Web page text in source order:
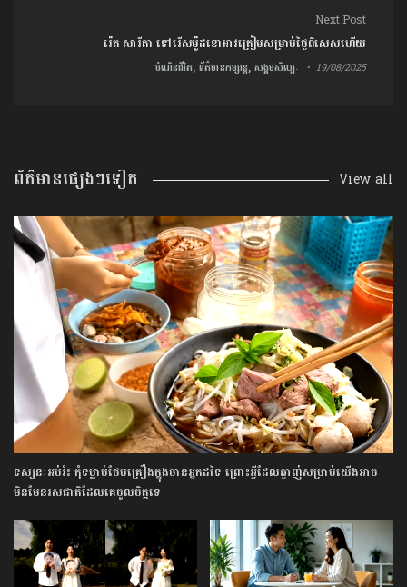
Next Post
រ៉េត សារីតា ទៅរើសម៉ូដខោអាវត្រៀមសម្រាប់ថ្ងៃពិសេសហើយ
បំណិនជីវិត, ព័ត៌មានកម្សាន្ត, សង្គមសិល្បៈ 19/08/2025
ព័ត៌មានផ្សេងៗទៀត View all
ទស្សនៈអប់រំ៖ កុំទម្លាប់ថែមគ្រឿងក្នុងចានអ្នកដទៃ ព្រោះអ្វីដែលឆ្ងាញ់សម្រាប់យើងអាច
មិនមែនរសជាតិដែលគេចូលចិត្តទេ